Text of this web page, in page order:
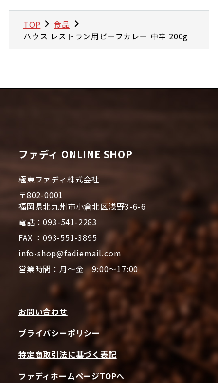
TOP
食品
ハウス レストラン用ビーフカレー 中辛 200g
ファディ ONLINE SHOP
極東ファディ株式会社
〒802-0001
福岡県北九州市小倉北区浅野3-6-6
電話：093-541-2283
FAX ：093-551-3895
info-shop@fadiemail.com
営業時間：月～金 9:00～17:00
お問い合わせ
プライバシーポリシー
特定商取引法に基づく表記
ファディホームページTOPへ